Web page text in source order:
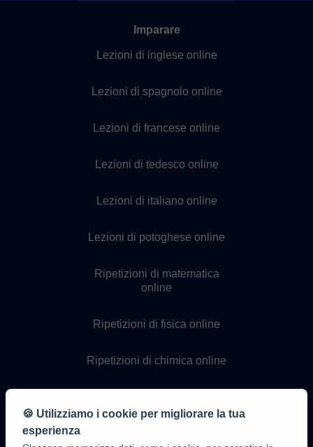
Imparare
Lezioni di inglese online
Lezioni di spagnolo online
Lezioni di francese online
Lezioni di tedesco online
Lezioni di italiano online
Lezioni di potoghese online
Ripetizioni di matematica
online
Ripetizioni di fisica online
Ripetizioni di chimica online
online
🍪 Utilizziamo i cookie per migliorare la tua
esperienza